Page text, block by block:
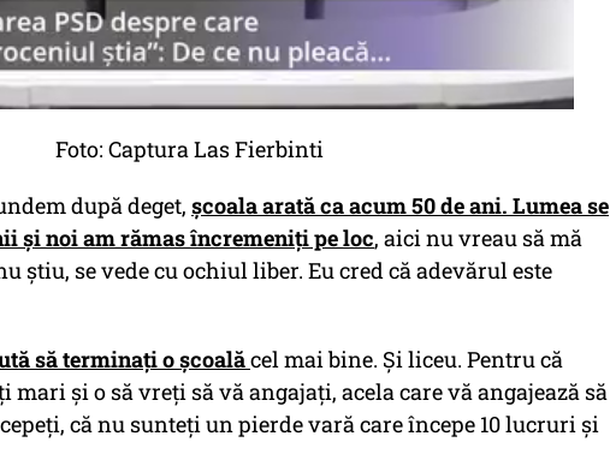
Foto: Captura Las Fierbinti
după deget, școala arată ca acum 50 de ani. Lumea se
și noi am rămas încremeniți pe loc, aici nu vreau să mă
știu, se vede cu ochiul liber. Eu cred că adevărul este
să terminați o școalăcel mai bine. Și liceu. Pentru că
mari și o să vreți să vă angajați, acela care vă angajează să
că nu sunteți un pierde vară care începe 10 lucruri și